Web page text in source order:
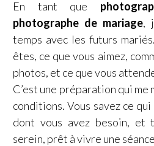
En tant que
photographe de mariage,
temps avec les futurs
êtes, ce que vous aimez,
photos, et ce que vous
C’est une préparation qui
conditions. Vous savez ce
dont vous avez besoin, et
serein, prêt à vivre une